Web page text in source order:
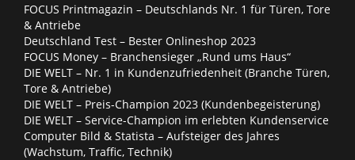
FOCUS Printmagazin – Deutschlands Nr. 1 für Türen, Tore
& Antriebe
Deutschland Test – Bester Onlineshop 2023
FOCUS Money – Branchensieger „Rund ums Haus“
DIE WELT – Nr. 1 in Kundenzufriedenheit (Branche Türen,
Tore & Antriebe)
DIE WELT – Preis-Champion 2023 (Kundenbegeisterung)
DIE WELT – Service-Champion im erlebten Kundenservice
Computer Bild & Statista – Aufsteiger des Jahres
(Wachstum, Traffic, Technik)